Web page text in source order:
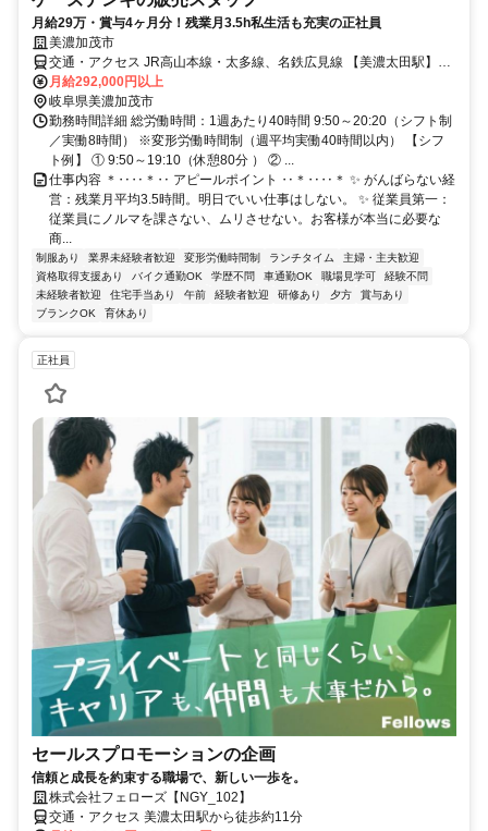
月給29万・賞与4ヶ月分！残業月3.5h私生活も充実の正社員
美濃加茂市
交通・アクセス JR高山本線・太多線、名鉄広見線 【美濃太田駅】か
ら 徒歩約11分・名鉄広見線 【前平公園駅】から 徒歩約21分
月給292,000円以上
岐阜県美濃加茂市
勤務時間詳細 総労働時間：1週あたり40時間 9:50～20:20（シフト制
／実働8時間） ※変形労働時間制（週平均実働40時間以内） 【シフ
ト例】 ① 9:50～19:10（休憩80分 ） ② ...
仕事内容 ＊‥‥＊‥ アピールポイント ‥＊‥‥＊ ✨ がんばらない経
営：残業月平均3.5時間。明日でいい仕事はしない。 ✨ 従業員第一：
従業員にノルマを課さない、ムリさせない。お客様が本当に必要な
商...
制服あり 業界未経験者歓迎 変形労働時間制 ランチタイム
主婦・主夫歓迎
資格取得支援あり
バイク通勤OK 学歴不問 車通勤OK 職場見学可
経験不問
未経験者歓迎
住宅手当あり 午前 経験者歓迎 研修あり 夕方
賞与あり
ブランクOK
育休あり
正社員
セールスプロモーションの企画
信頼と成長を約束する職場で、新しい一歩を。
株式会社フェローズ【NGY_102】
交通・アクセス 美濃太田駅から徒歩約11分